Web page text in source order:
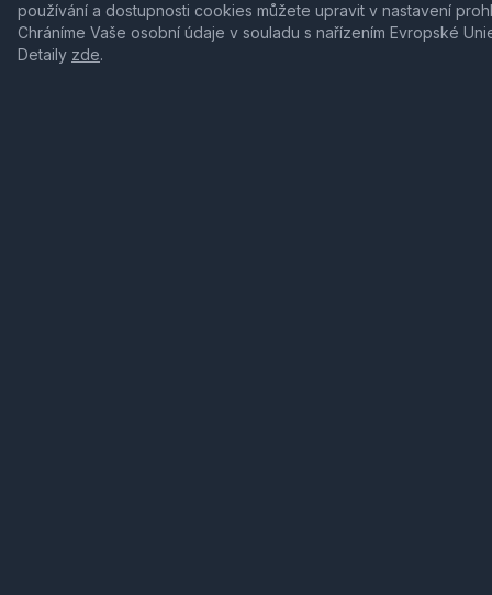
používání a dostupnosti cookies můžete upravit v nastavení
Chráníme Vaše osobní údaje v souladu s nařízením Evropské
Detaily zde.